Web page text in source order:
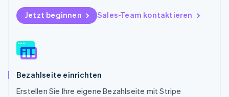
Jetzt beginnen Sales-Team kontaktieren
Bezahlseite einrichten
Erstellen Sie Ihre eigene Bezahlseite mit Stripe
Portugal
PortuguêsEnglish
Rumänien
Schweden
Svenska
DeutschFrançaisItaliano
Singapur